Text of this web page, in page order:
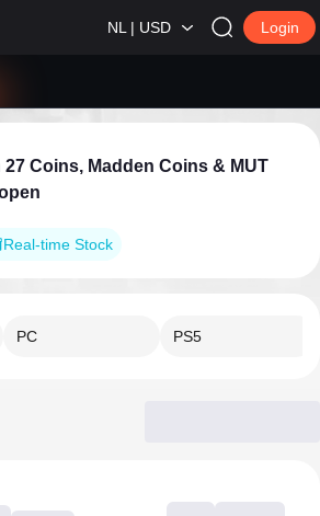
NL | USD Login
27 Coins, Madden Coins & MUT
Real-time Stock
PC PS5